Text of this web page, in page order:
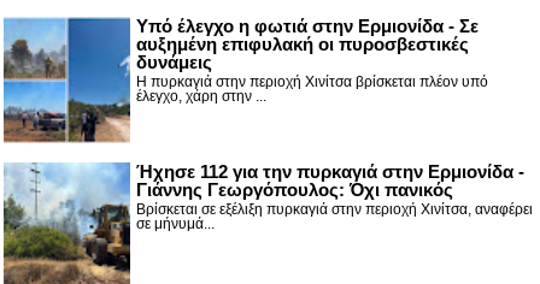
Υπό έλεγχο η φωτιά στην Ερμιονίδα - Σε
αυξημένη επιφυλακή οι πυροσβεστικές
δυνάμεις
Η πυρκαγιά στην περιοχή Χινίτσα βρίσκεται πλέον υπό
έλεγχο, χάρη στην ...
Ήχησε 112 για την πυρκαγιά στην Ερμιονίδα -
Γιάννης Γεωργόπουλος: Όχι πανικός
Βρίσκεται σε εξέλιξη πυρκαγιά στην περιοχή Χινίτσα, αναφέρει
σε μήνυμά...